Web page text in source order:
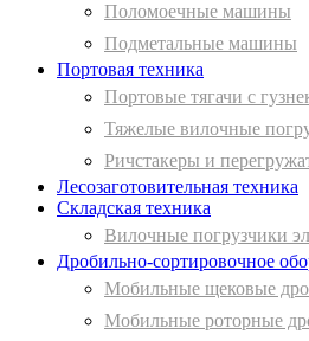
Поломоечные машины
Подметальные машины
Портовая техника
Портовые тягачи с
Тяжелые вилочные
Ричстакеры и
Лесозаготовительная техника
Складская техника
Вилочные погрузчики
Дробильно-сортировочное
Мобильные щековые
Мобильные роторные